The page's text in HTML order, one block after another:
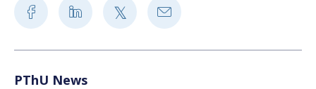
PThU News